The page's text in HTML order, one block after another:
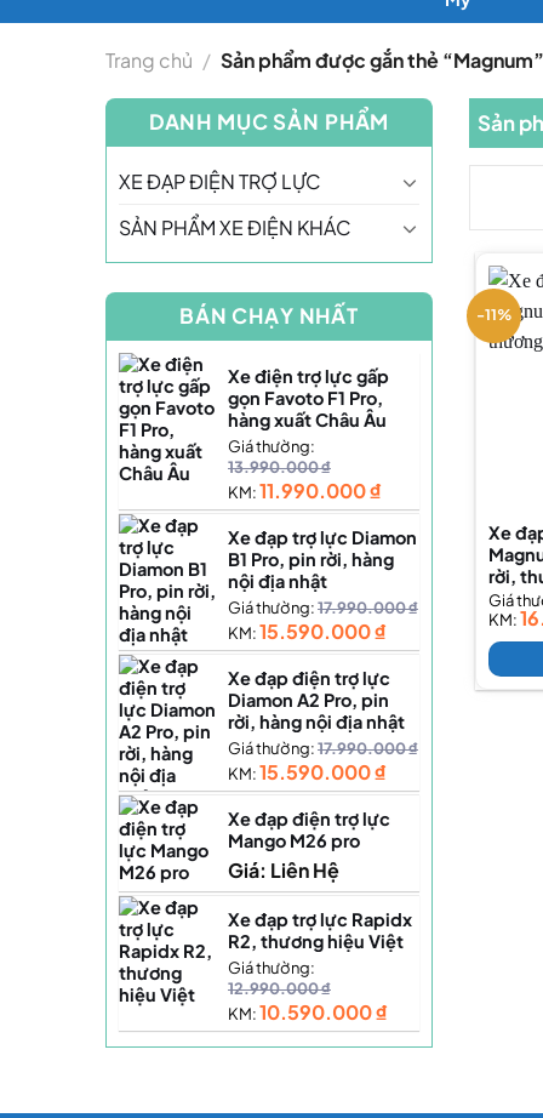
Trang chủ / Sản phẩm được gắn thẻ “Magnum”
DANH MỤC SẢN PHẨM
XE ĐẠP ĐIỆN TRỢ LỰC
SẢN PHẨM XE ĐIỆN KHÁC
BÁN CHẠY NHẤT
Xe điện trợ lực gấp
gọn Favoto F1 Pro,
hàng xuất Châu Âu
Giá thường:
13.990.000₫
KM:11.990.000₫
Xe đạp trợ lực Diamon
B1 Pro, pin rời, hàng
nội địa nhật
Giá thường:17.990.000₫
KM:15.590.000₫
Xe đạp điện trợ lực
Diamon A2 Pro, pin
rời, hàng nội địa nhật
Giá thường:17.990.000₫
KM:15.590.000₫
Xe đạp điện trợ lực
Mango M26 pro
Giá: Liên Hệ
Xe đạp trợ lực Rapidx
R2, thương hiệu Việt
Giá thường:
12.990.000₫
KM:10.590.000₫
Sản
-11%
Xe
rời,
Giá
KM: